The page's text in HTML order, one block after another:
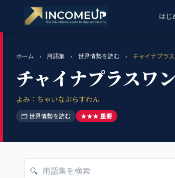
はじ
ホーム › 用語集 › 世界情勢を読む › チャイナプラ
チャイナプラスワ
よみ：ちゃいなぷらすわん
🗂 世界情勢を読む ★★★ 重要
🔍